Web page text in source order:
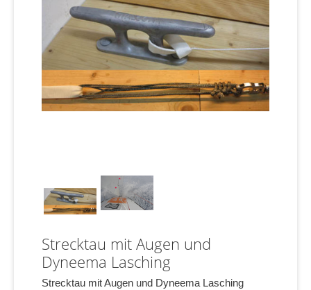
Strecktau mit Augen und
Dyneema Lasching
Strecktau mit Augen und Dyneema Lasching